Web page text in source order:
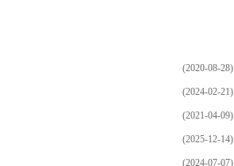
(2020-08-28)
(2024-02-21)
(2021-04-09)
(2025-12-14)
(2024-07-07)